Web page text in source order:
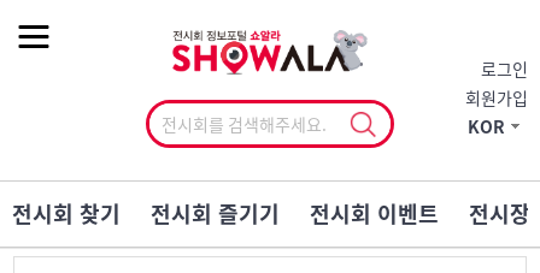
로그인
회원가입
KOR
전시회 찾기 전시회 즐기기 전시회 이벤트 전시장